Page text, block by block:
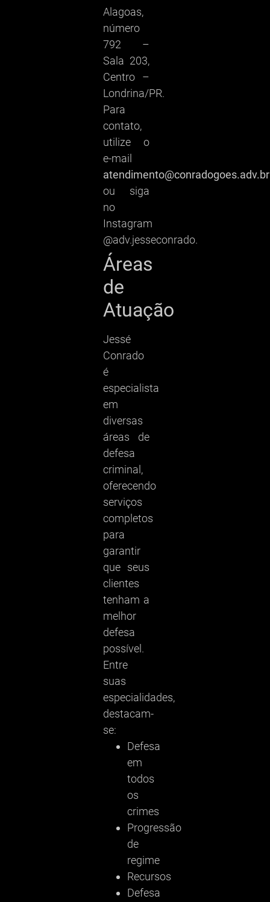
Alagoas,
número
792 –
Sala 203,
Centro –
Londrina/PR.
Para
contato,
utilize o
e-mail
atendimento@conradogoes.adv.br
ou siga
no
Instagram
@adv.jesseconrado.
Áreas
de
Atuação
Jessé
Conrado
é
especialista
em
diversas
áreas de
defesa
criminal,
oferecendo
serviços
completos
para
garantir
que seus
clientes
tenham a
melhor
defesa
possível.
Entre
suas
especialidades,
destacam-
se:
Defesa
em
todos
os
crimes
Progressão
de
regime
Recursos
Defesa